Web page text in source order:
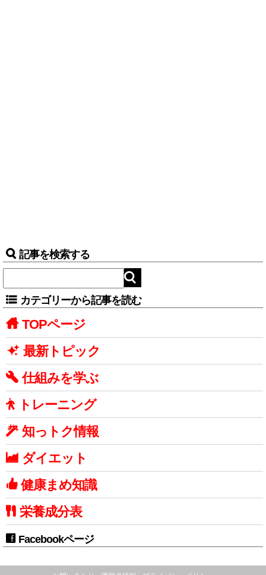
記事を検索する
カテゴリーから記事を読む
TOPページ
最新トピック
仕組みを学ぶ
トレーニング
知っトク情報
ダイエット
健康まめ知識
栄養成分表
Facebookページ